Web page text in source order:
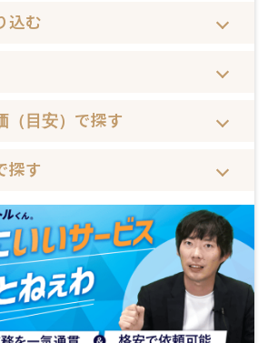
込む
（目安）で探す
探す